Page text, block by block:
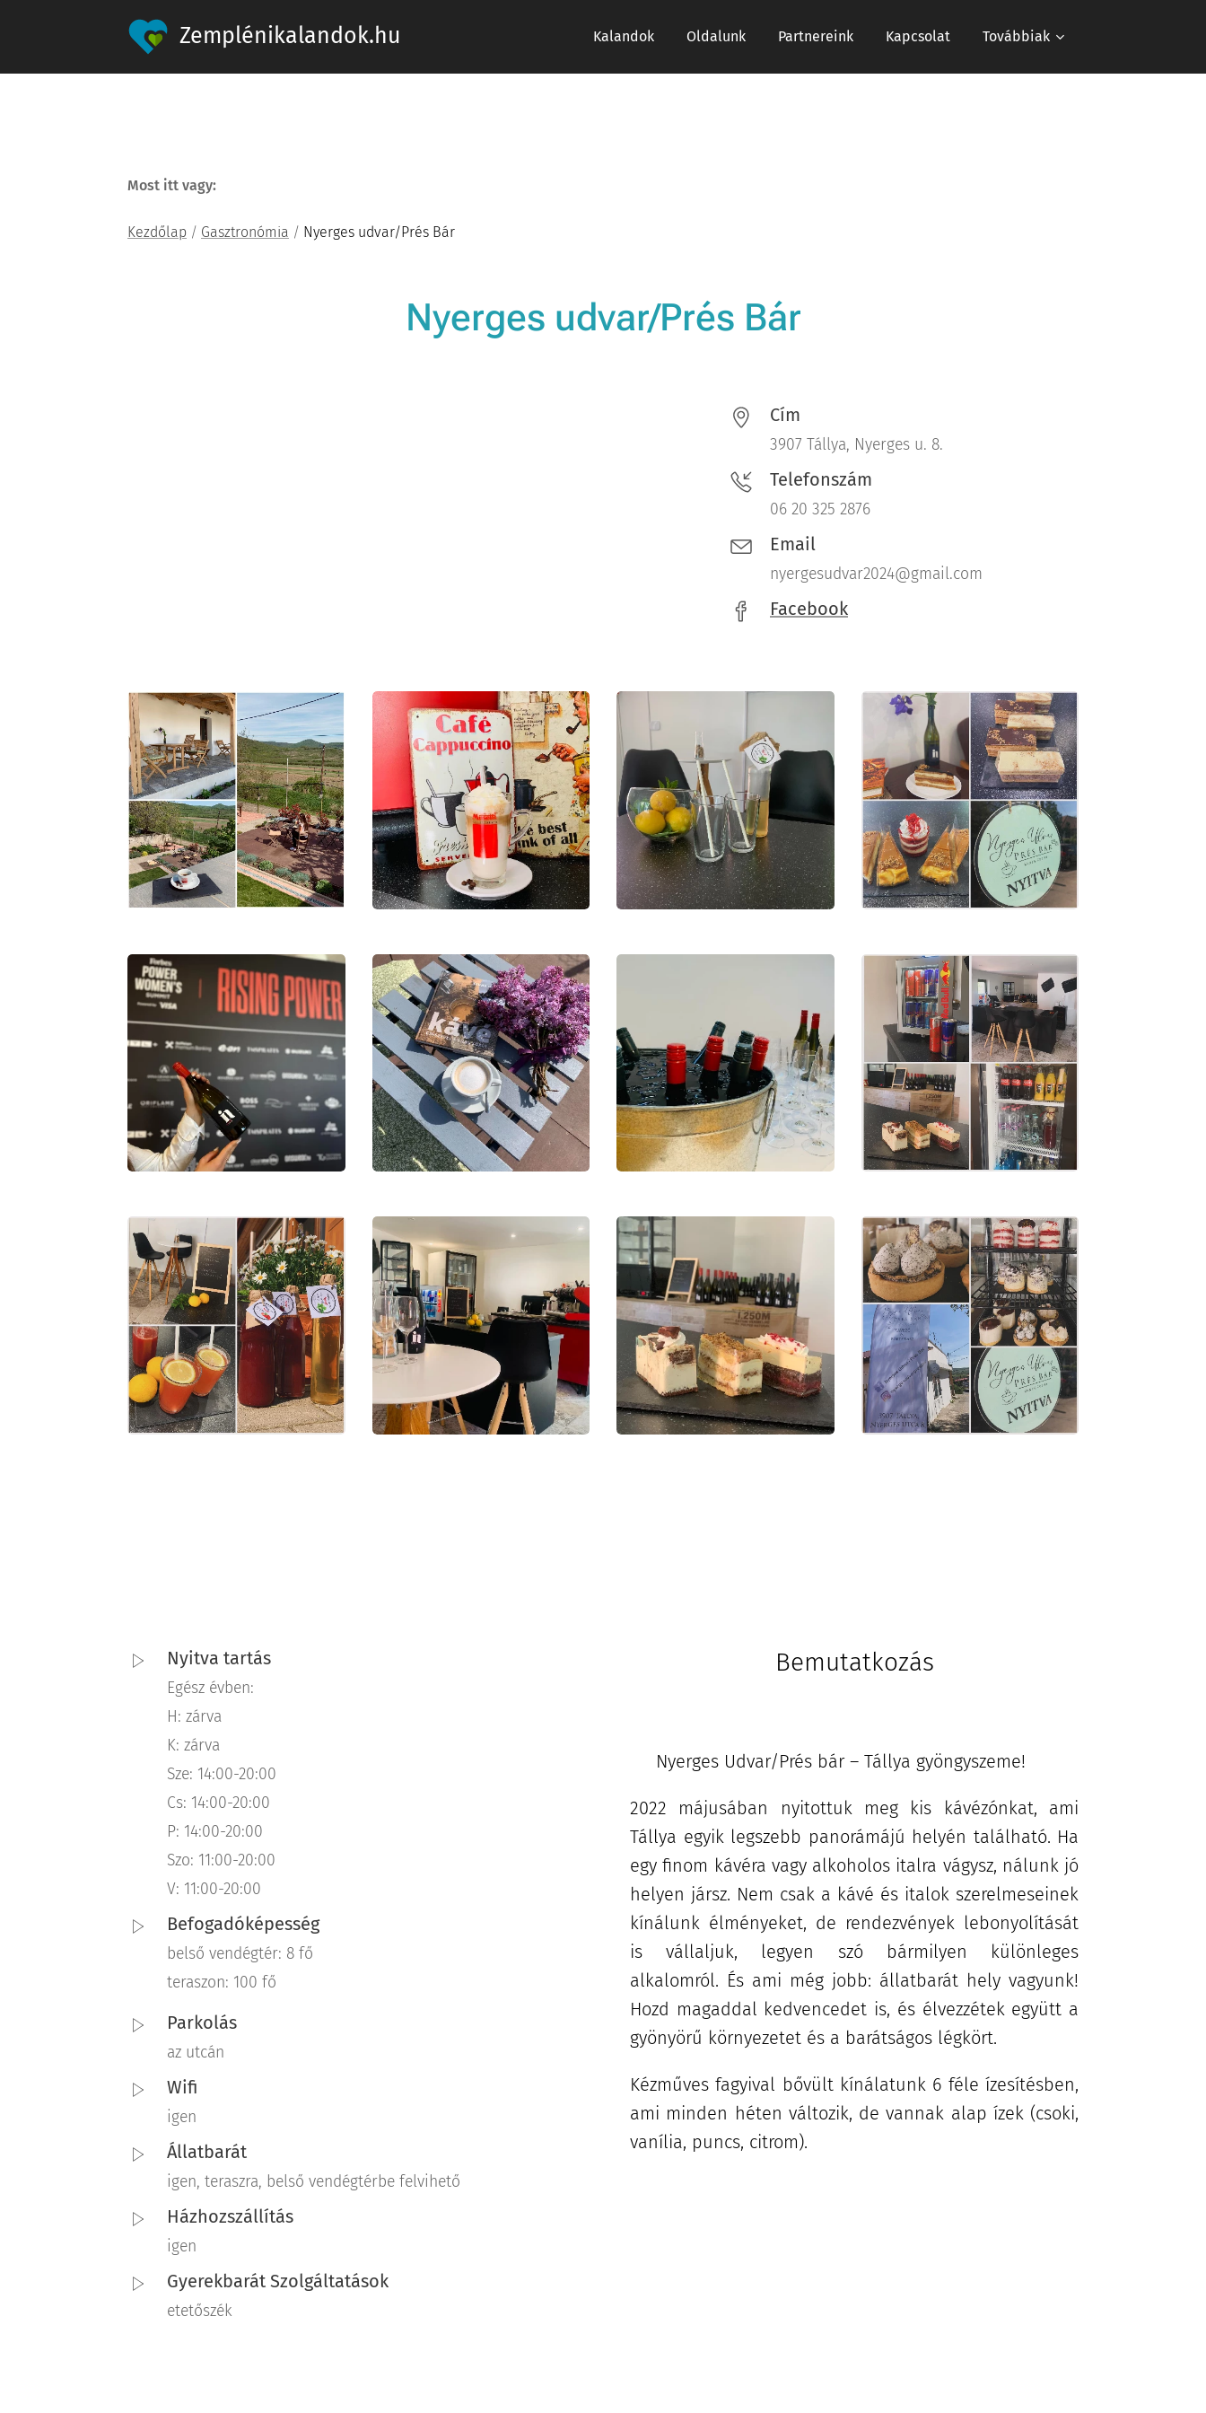
Zemplénikalandok.hu Kalandok Oldalunk Partnereink Kapcsolat Továbbiak
Most itt vagy:
Kezdőlap / Gasztronómia / Nyerges udvar/Prés Bár
Nyerges udvar/Prés Bár
Cím
3907 Tállya, Nyerges u. 8.
Telefonszám
06 20 325 2876
Email
nyergesudvar2024@gmail.com
Facebook
Nyitva tartás
Egész évben:
H: zárva
K: zárva
Sze: 14:00-20:00
Cs: 14:00-20:00
P: 14:00-20:00
Szo: 11:00-20:00
V: 11:00-20:00
Befogadóképesség
belső vendégtér: 8 fő
teraszon: 100 fő
Parkolás
az utcán
Wifi
igen
Állatbarát
igen, teraszra, belső vendégtérbe felvihető
Házhozszállítás
igen
Gyerekbarát Szolgáltatások
etetőszék
Bemutatkozás
Nyerges Udvar/Prés bár – Tállya gyöngyszeme! 🍷
2022 májusában nyitottuk meg kis kávézónkat, ami
Tállya egyik legszebb panorámájú helyén található. Ha
egy finom kávéra vagy alkoholos italra vágysz, nálunk jó
helyen jársz. Nem csak a kávé és italok szerelmeseinek
kínálunk élményeket, de rendezvények lebonyolítását
is vállaljuk, legyen szó bármilyen különleges
alkalomról. És ami még jobb: állatbarát hely vagyunk!
Hozd magaddal kedvencedet is, és élvezzétek együtt a
gyönyörű környezetet és a barátságos légkört.
Kézműves fagyival bővült kínálatunk 6 féle ízesítésben,
ami minden héten változik, de vannak alap ízek (csoki,
vanília, puncs, citrom).